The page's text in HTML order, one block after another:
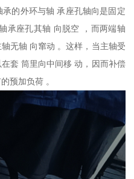
的外环与轴 承座孔轴向是固定
承座孔其轴 向脱空 ，而两端轴
无轴 向窜动 。这样，当主轴受
套 筒里向中间移 动，因而补偿
预加负荷 。